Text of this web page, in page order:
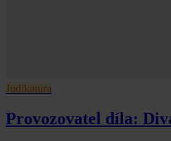
Judikatura
Provozovatel díla: